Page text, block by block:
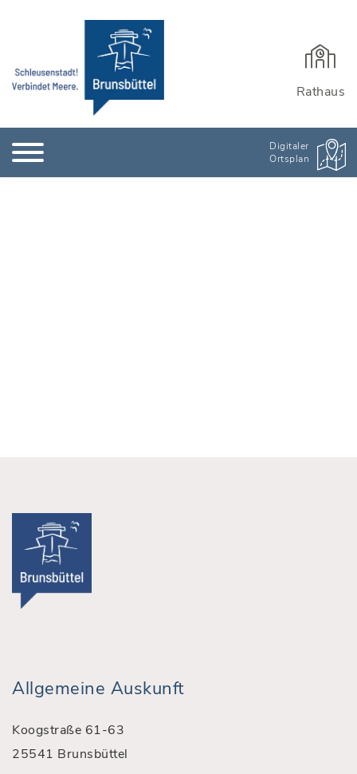
Rathaus
Digitaler
Ortsplan
Allgemeine Auskunft
Koogstraße 61-63
25541 Brunsbüttel